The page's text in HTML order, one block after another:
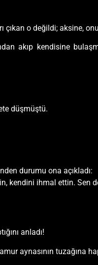
çıkan o değildi; aksine,
akıp kendisine
düşmüştü.
durumu ona açıkladı:
kendini ihmal ettin. Sen
anladı!
aynasının tuzağına